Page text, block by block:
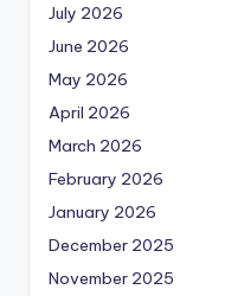
July 2026
June 2026
May 2026
April 2026
March 2026
February 2026
January 2026
December 2025
November 2025